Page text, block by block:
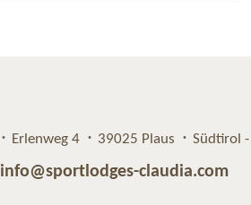
Erlenweg 4 39025 Plaus Südtirol
info@sportlodges-claudia.com